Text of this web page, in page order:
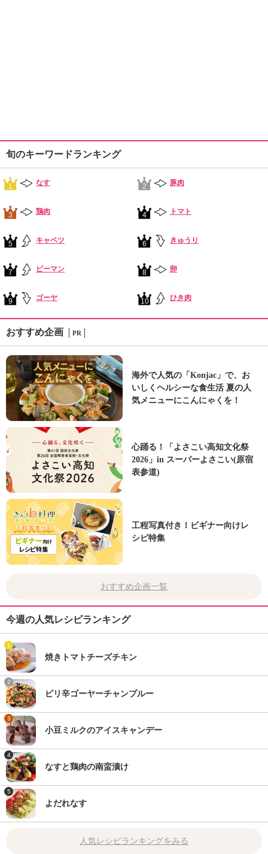
旬のキーワードランキング
1 なす 2 豚肉
3 鶏肉 4 トマト
5 キャベツ 6 きゅうり
7 ピーマン 8 卵
9 ゴーヤ 10 ひき肉
おすすめ企画 PR
海外で人気の「Konjac」で、お
いしくヘルシーな食生活 夏の人
気メニューにこんにゃくを！
心踊る！「よさこい高知文化祭
2026」in スーパーよさこい(原宿
表参道)
工程写真付き！ビギナー向けレ
シピ特集
おすすめ企画一覧
今週の人気レシピランキング
1
焼きトマトチーズチキン
2
ピリ辛ゴーヤーチャンプルー
3
小豆ミルクのアイスキャンデー
4
なすと鶏肉の南蛮漬け
5
よだれなす
人気レシピランキングをみる